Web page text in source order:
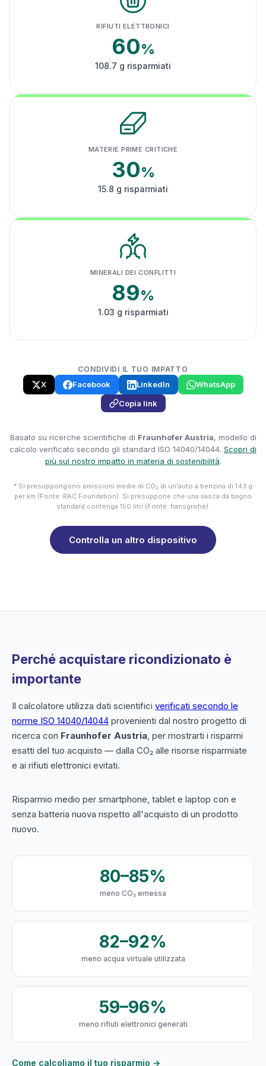
RIFIUTI ELETTRONICI
60%
108.7 g risparmiati
MATERIE PRIME CRITICHE
30%
15.8 g risparmiati
MINERALI DEI CONFLITTI
89%
1.03 g risparmiati
CONDIVIDI IL TUO IMPATTO
X Facebook LinkedIn
WhatsApp
Copia link
Basato su ricerche scientifiche di Fraunhofer Austria, modello di
calcolo verificato secondo gli standard ISO 14040/14044. Scopri di
più sul nostro impatto in materia di sostenibilità.
* Si presuppongono emissioni medie di CO₂ di un'auto a benzina di 143 g
per km (Fonte: RAC Foundation). Si presuppone che una vasca da bagno
standard contenga 150 litri (Fonte: hansgrohe).
Controlla un altro dispositivo
Perché acquistare ricondizionato è
importante
Il calcolatore utilizza dati scientifici verificati secondo le
norme ISO 14040/14044 provenienti dal nostro progetto di
ricerca con Fraunhofer Austria, per mostrarti i risparmi
esatti del tuo acquisto — dalla CO₂ alle risorse risparmiate
e ai rifiuti elettronici evitati.
Risparmio medio per smartphone, tablet e laptop con e
senza batteria nuova rispetto all'acquisto di un prodotto
nuovo.
80–85%
meno CO₂ emessa
82–92%
meno acqua virtuale utilizzata
59–96%
meno rifiuti elettronici generati
Come calcoliamo il tuo risparmio →